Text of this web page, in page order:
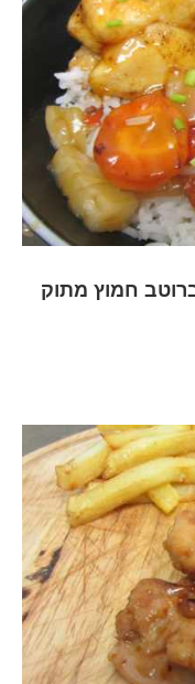
חמוץ מתוק